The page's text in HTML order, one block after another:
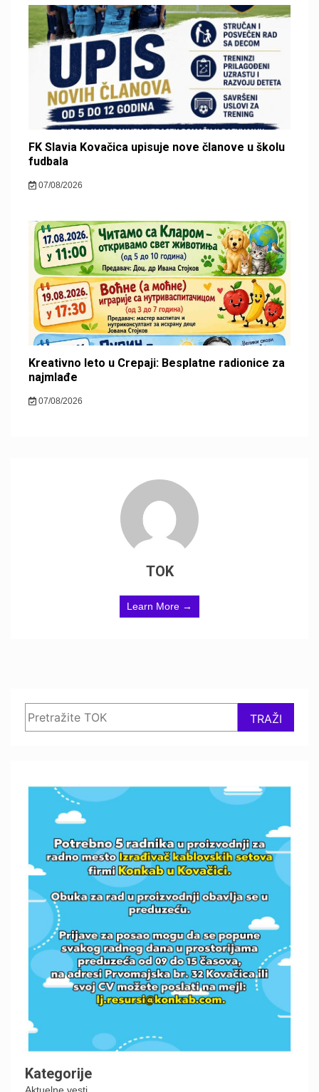
FK Slavia Kovačica upisuje nove članove u školu
fudbala
07/08/2026
Kreativno leto u Crepaji: Besplatne radionice za
najmlađe
07/08/2026
TOK
Learn More →
TRAŽI
Kategorije